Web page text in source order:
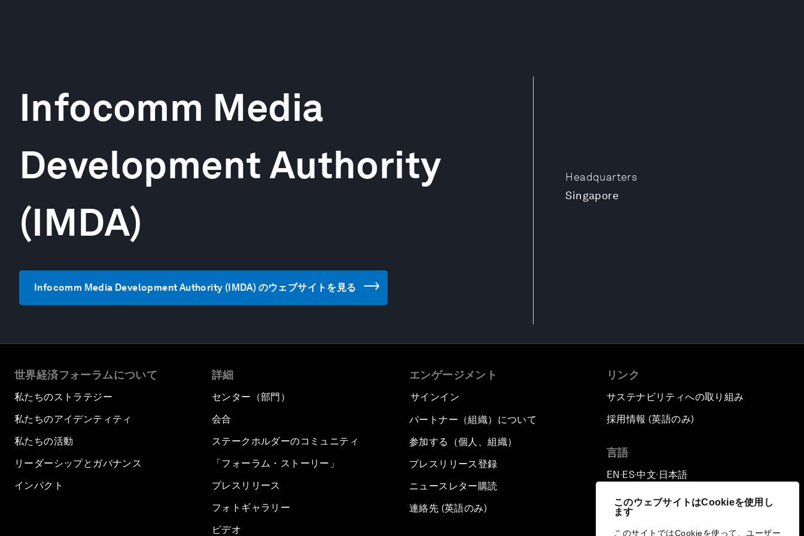
このウェブサイトはCookieを使用し
ます
このサイトではCookieを使って、ユーザー
Headquarters
Singapore
Infocomm Media
Development Authority
(IMDA)
Infocomm Media Development Authority (IMDA) のウェブサイトを見る
世界経済フォーラムについて
私たちのストラテジー
私たちのアイデンティティ
私たちの活動
リーダーシップとガバナンス
インパクト
詳細
センター（部門）
会合
ステークホルダーのコミュニティ
「フォーラム・ストーリー」
プレスリリース
フォトギャラリー
ビデオ
エンゲージメント
サインイン
パートナー（組織）について
参加する（個人、組織）
プレスリリース登録
ニュースレター購読
連絡先 (英語のみ)
リンク
サステナビリティへの取り組み
採用情報 (英語のみ)
言語
EN ▪ES▪中文▪ 日本語